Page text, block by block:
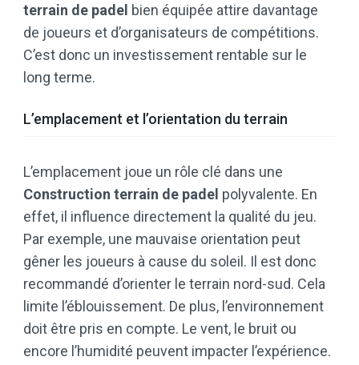
terrain de padel bien équipée attire davantage
de joueurs et d’organisateurs de compétitions.
C’est donc un investissement rentable sur le
long terme.
L’emplacement et l’orientation du terrain
L’emplacement joue un rôle clé dans une
Construction terrain de padel polyvalente. En
effet, il influence directement la qualité du jeu.
Par exemple, une mauvaise orientation peut
gêner les joueurs à cause du soleil. Il est donc
recommandé d’orienter le terrain nord-sud. Cela
limite l’éblouissement. De plus, l’environnement
doit être pris en compte. Le vent, le bruit ou
encore l’humidité peuvent impacter l’expérience.